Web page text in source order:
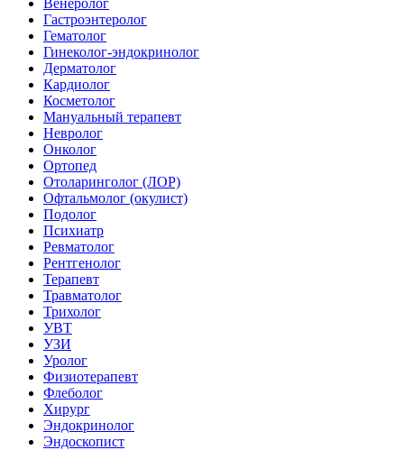
Венеролог
Гастроэнтеролог
Гематолог
Гинеколог-эндокринолог
Дерматолог
Кардиолог
Косметолог
Мануальный терапевт
Невролог
Онколог
Ортопед
Отоларинголог (ЛОР)
Офтальмолог (окулист)
Подолог
Психиатр
Ревматолог
Рентгенолог
Терапевт
Травматолог
Трихолог
УВТ
УЗИ
Уролог
Физиотерапевт
Флеболог
Хирург
Эндокринолог
Эндоскопист